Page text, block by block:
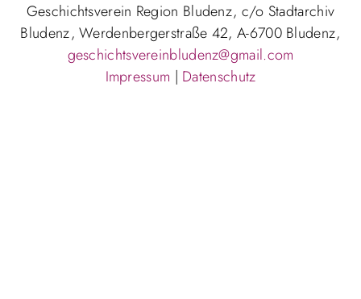
Geschichtsverein Region Bludenz, c/o Stadtarchiv
Bludenz, Werdenbergerstraße 42, A-6700 Bludenz,
geschichtsvereinbludenz@gmail.com
Impressum | Datenschutz